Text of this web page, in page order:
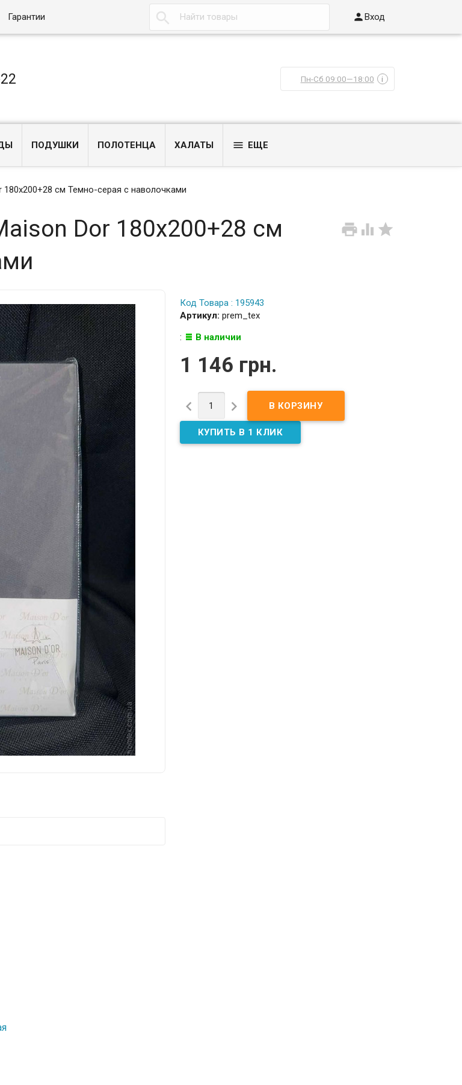
Гарантии  Вход
Пн-Сб 09:00—18:00 i
ПОДУШКИ ПОЛОТЕНЦА ХАЛАТЫ  ЕЩЕ
см Темно-серая с наволочками
  
Dor 180х200+28 см
Код Товара : 195943
Артикул: prem_tex
:
В наличии
1 146 грн.
 